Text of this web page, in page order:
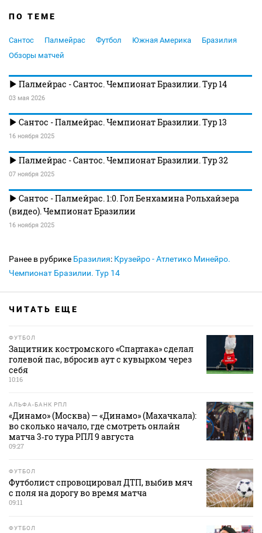
ПО ТЕМЕ
Сантос Палмейрас Футбол Южная Америка
Бразилия
Обзоры матчей
Палмейрас - Сантос. Чемпионат Бразилии. Тур 14
03 мая 2026
Сантос - Палмейрас. Чемпионат Бразилии. Тур 13
16 ноября 2025
Палмейрас - Сантос. Чемпионат Бразилии. Тур 32
07 ноября 2025
Сантос - Палмейрас. 1:0. Гол Бенхамина Рольхайзера
(видео). Чемпионат Бразилии
16 ноября 2025
Ранее в рубрике Бразилия: Крузейро - Атлетико Минейро.
Чемпионат Бразилии. Тур 14
ЧИТАТЬ ЕЩЕ
ФУТБОЛ
Защитник костромского «Спартака» сделал
голевой пас, вбросив аут с кувырком через
себя
10:16
АЛЬФА-БАНК РПЛ
«Динамо» (Москва) — «Динамо» (Махачкала):
во сколько начало, где смотреть онлайн
матча 3‑го тура РПЛ 9 августа
09:27
ФУТБОЛ
Футболист спровоцировал ДТП, выбив мяч
с поля на дорогу во время матча
09:11
ФУТБОЛ